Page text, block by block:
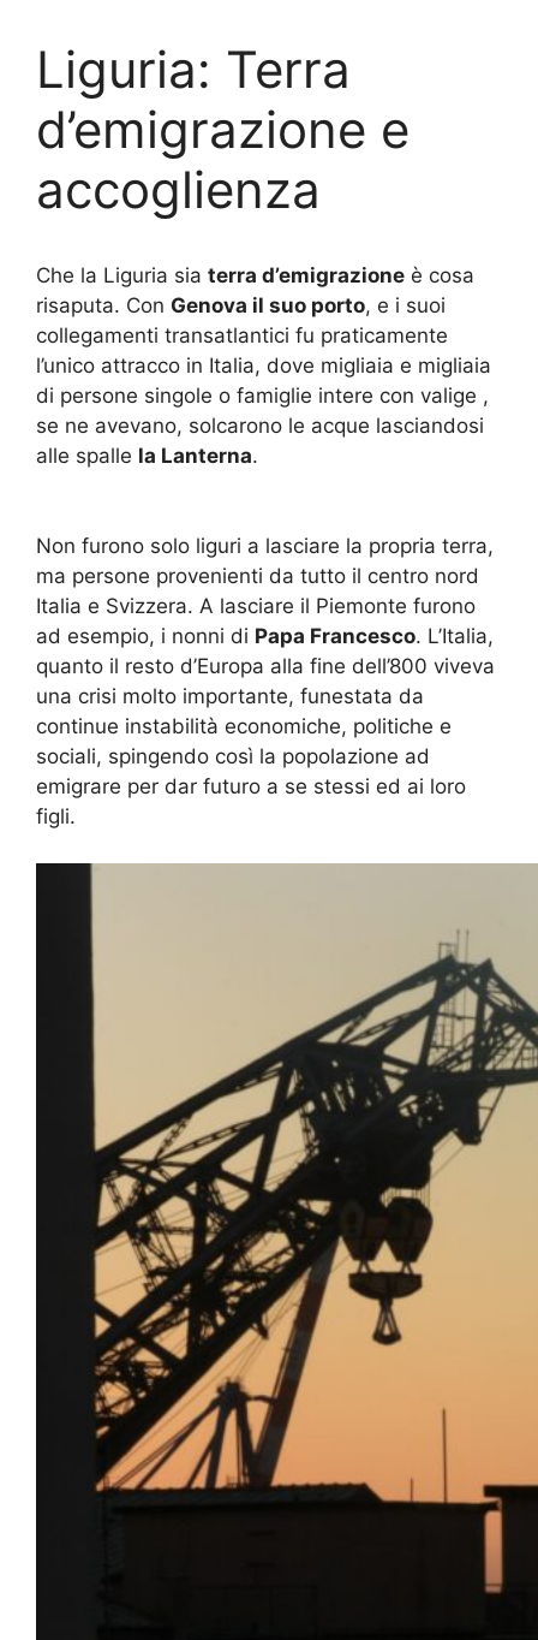
Liguria: Terra
d’emigrazione e
accoglienza
Che la Liguria sia terra d’emigrazione è cosa
risaputa. Con Genova il suo porto, e i suoi
collegamenti transatlantici fu praticamente
l’unico attracco in Italia, dove migliaia e migliaia
di persone singole o famiglie intere con valige ,
se ne avevano, solcarono le acque lasciandosi
alle spalle la Lanterna.
Non furono solo liguri a lasciare la propria terra,
ma persone provenienti da tutto il centro nord
Italia e Svizzera. A lasciare il Piemonte furono
ad esempio, i nonni di Papa Francesco. L’Italia,
quanto il resto d’Europa alla fine dell’800 viveva
una crisi molto importante, funestata da
continue instabilità economiche, politiche e
sociali, spingendo così la popolazione ad
emigrare per dar futuro a se stessi ed ai loro
figli.